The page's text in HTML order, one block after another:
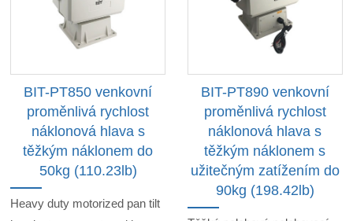
BIT-PT850 venkovní
proměnlivá rychlost
náklonová hlava s
těžkým náklonem do
50kg (110.23lb)
Heavy duty motorized pan tilt
BIT-PT890 venkovní
proměnlivá rychlost
náklonová hlava s
těžkým náklonem s
užitečným zatížením do
90kg (198.42lb)